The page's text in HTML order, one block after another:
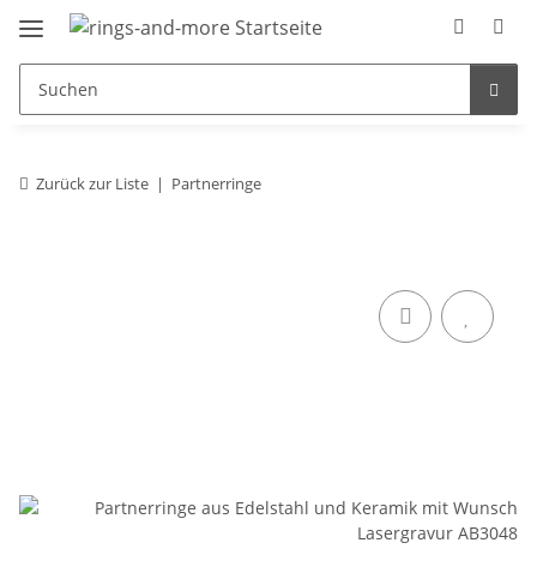
Zurück zur Liste Partnerringe